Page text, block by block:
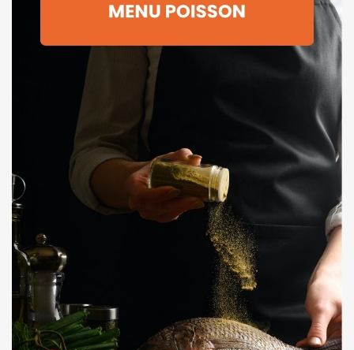
Menu Poisson
Menu 1 – Fraîcheur Lacustre
Entrée : Tartare de féra, grenade et herbes fraîches
Plat : Pavé de truite du Léman, mousseline de courge, beurre
Dessert : Crumble poire-amande, chantilly au miel
Menu 2 – Escale Marine
Entrée : Velouté de potimarron, noix de Saint-Jacques
Plat : Dos de cabillaud rôti, légumes racines et sauce safranée
Dessert : Financier noisette, poire pochée, coulis de cassis